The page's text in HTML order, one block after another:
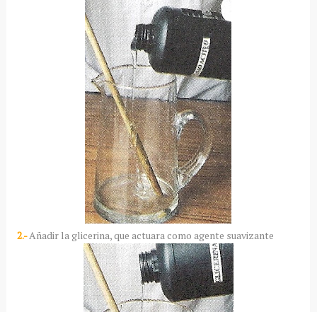
2.-Añadir la glicerina, que actuara como agente suavizante